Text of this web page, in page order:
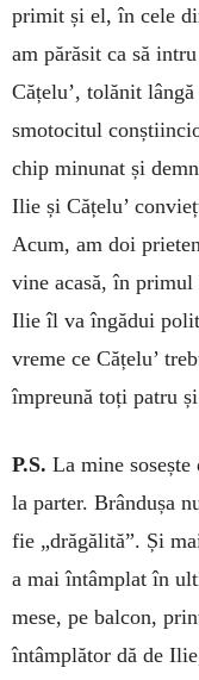
primit și el, în cele
am părăsit ca să
Cățelu’, tolănit
smotocitul
chip minunat și
Ilie și Că­țelu’
Acum, am doi
vine acasă, în
Ilie îl va îngădui
vreme ce Cățelu’
împreună toți patru
P.S. La mine
la parter. Brândușa
fie „drăgălită”. Și
a mai întâmplat în
mese, pe balcon,
întâmplător dă de